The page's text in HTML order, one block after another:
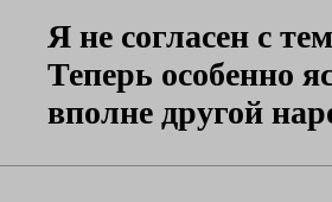
Я не согласен с
Теперь особенно
вполне другой